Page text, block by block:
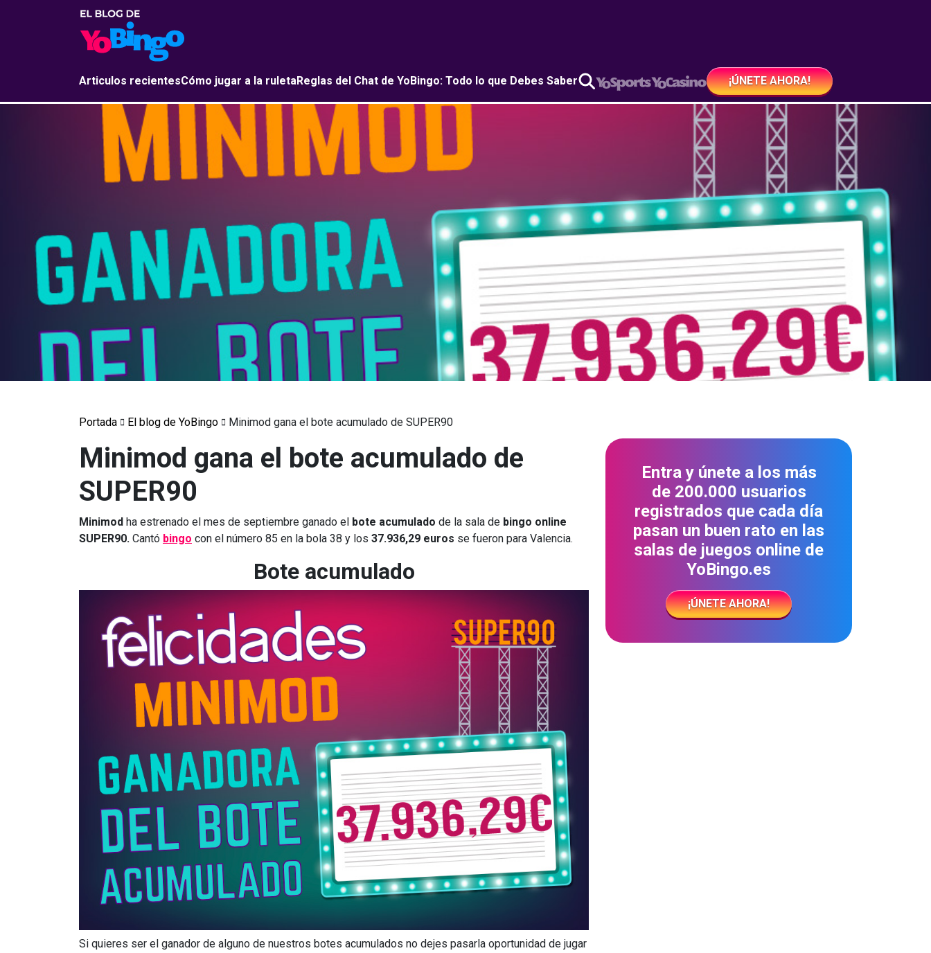
Articulos recientesCómo jugar a la ruletaReglas del Chat de YoBingo: Todo lo que Debes Saber ¡ÚNETE AHORA!
Portada El blog de YoBingo Minimod gana el bote acumulado de SUPER90
Minimod gana el bote acumulado de
SUPER90
Minimod ha estrenado el mes de septiembre ganado el bote acumulado de la sala de bingo online
SUPER90. Cantó bingo con el número 85 en la bola 38 y los 37.936,29 euros se fueron para Valencia.
Bote acumulado
Si quieres ser el ganador de alguno de nuestros botes acumulados no dejes pasarla oportunidad de jugar
Entra y únete a los más
de 200.000 usuarios
registrados que cada día
pasan un buen rato en las
salas de juegos online de
YoBingo.es
¡ÚNETE AHORA!